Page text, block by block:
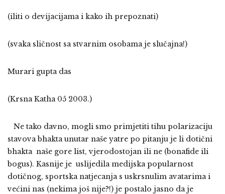
(iliti o devijacijama i kako ih prepoznati)
(svaka sličnost sa stvarnim osobama je slučajna!)
Murari gupta das
(Krsna Katha 05 2003.)
Ne tako davno, mogli smo primjetiti tihu polarizaciju
stavova bhakta unutar naše yatre po pitanju je li dotični
bhakta naše gore list, vjerodostojan ili ne (bonafide ili
bogus). Kasnije je uslijedila medijska popularnost
dotičnog, sportska natjecanja s uskrsnulim avatarima i
većini nas (nekima još nije?!) je postalo jasno da je